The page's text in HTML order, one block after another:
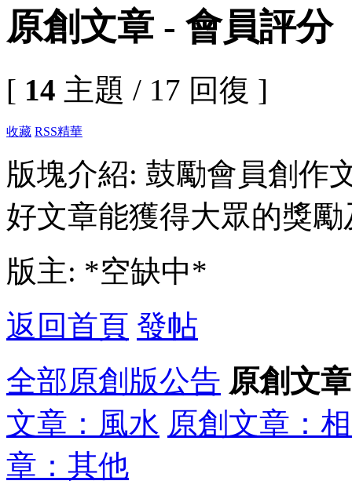
原創文章 - 會員評分
[ 14 主題 / 17 回復 ]
收藏 RSS精華
版塊介紹: 鼓勵會員創作
好文章能獲得大眾的獎
版主: *空缺中*
返回首頁 發帖
全部原創版公告 原創文
文章：風水 原創文章：
章：其他